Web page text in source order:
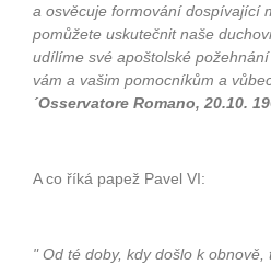
a osvěcuje formování dospívající
pomůžete uskutečnit naše
udílíme své apoštolské
vám a vašim pomocníkům a
´Osservatore Romano, 20.10.
A co říká papež Pavel VI:
" Od té doby, kdy došlo k